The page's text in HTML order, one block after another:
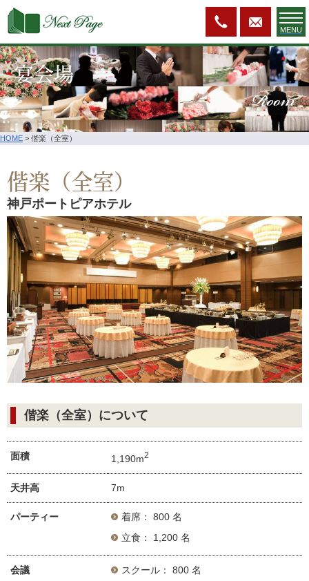
MENU
宴会場 Room
HOME > 偕楽（全室）
偕楽（全室）
神戸ポートピアホテル
偕楽（全室）について
面積 1,190m2
天井高 7m
パーティー
着席： 800 名
立食： 1,200 名
会議
スクール： 800 名